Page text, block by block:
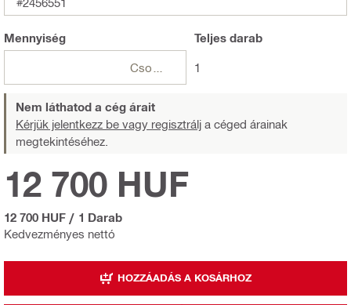
Mennyiség Teljesdarab
1
Nem láthatod a cég árait
Kérjük jelentkezz be vagy regisztrálj a céged árainak
megtekintéséhez.
Kedvezményes nettó
12 700 HUF
12 700 HUF / 1 Darab
HOZZÁADÁS A KOSÁRHOZ